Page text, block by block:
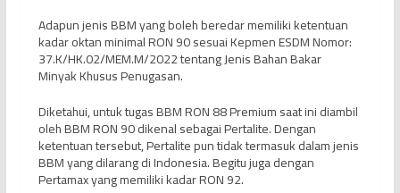
Adapun jenis BBM yang boleh beredar memiliki ketentuan
kadar oktan minimal RON 90 sesuai Kepmen ESDM Nomor:
37.K/HK.02/MEM.M/2022 tentang Jenis Bahan Bakar
Minyak Khusus Penugasan.
Diketahui, untuk tugas BBM RON 88 Premium saat ini diambil
oleh BBM RON 90 dikenal sebagai Pertalite. Dengan
ketentuan tersebut, Pertalite pun tidak termasuk dalam jenis
BBM yang dilarang di Indonesia. Begitu juga dengan
Pertamax yang memiliki kadar RON 92.